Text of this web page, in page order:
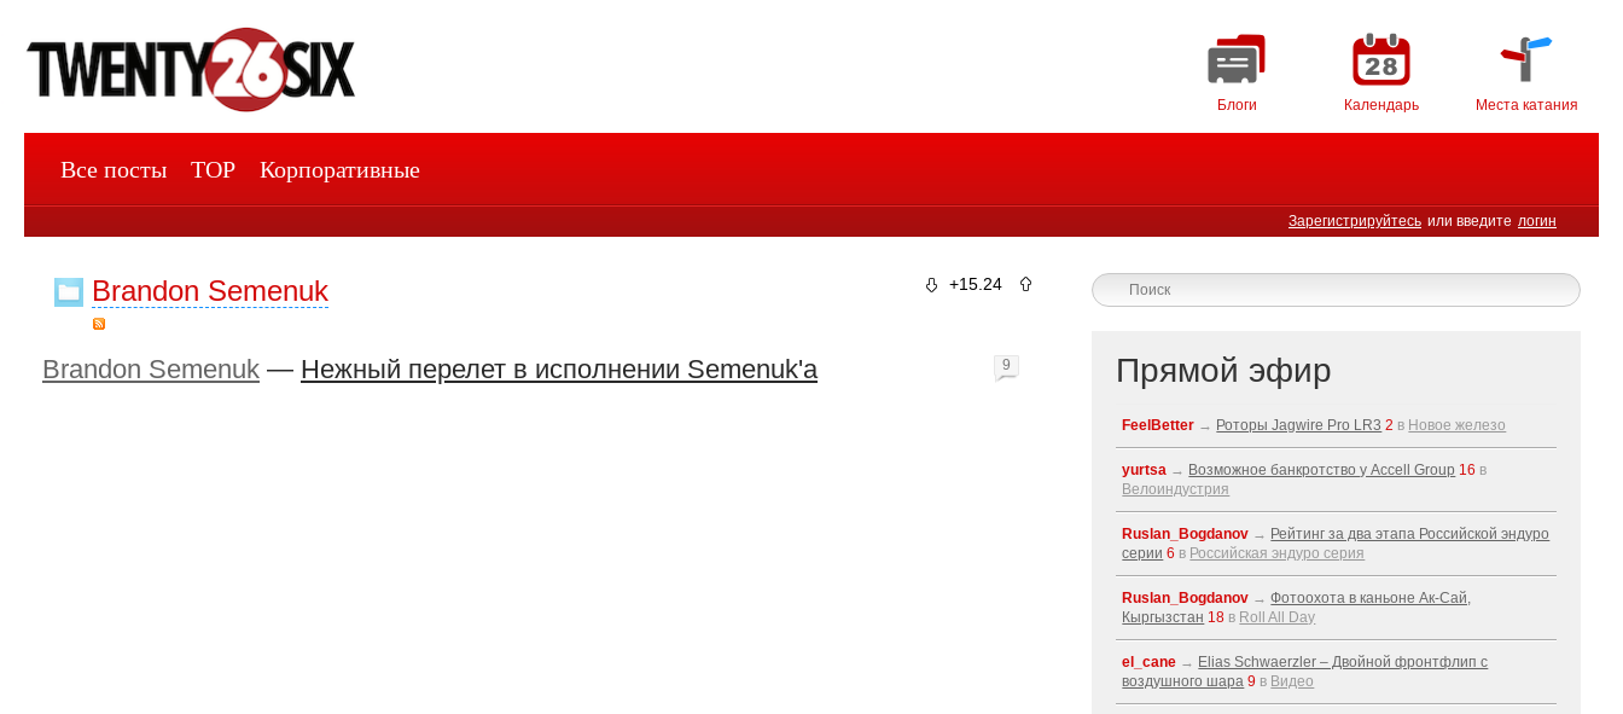
Блоги Календарь Места катания
Зарегистрируйтесь или введите логин
Все посты TOP Корпоративные
+15.24
Brandon Semenuk
Brandon Semenuk — Нежный перелет в исполнении Semenuk'a 9 Прямой эфир
FeelBetter → Роторы Jagwire Pro LR3 2 в Новое железо
yurtsa → Возможное банкротство у Accell Group 16 в
Велоиндустрия
Ruslan_Bogdanov → Рейтинг за два этапа Российской эндуро
серии 6 в Российская эндуро серия
Ruslan_Bogdanov →Фотоохота в каньоне Ак-Cай,
Кыргызстан 18 в Roll All Day
el_cane → Elias Schwaerzler – Двойной фронтфлип с
воздушного шара 9 в Видео